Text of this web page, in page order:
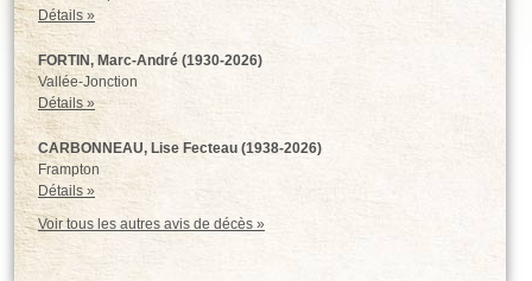
Détails »
FORTIN, Marc-André (1930-2026)
Vallée-Jonction
Détails »
CARBONNEAU, Lise Fecteau (1938-2026)
Frampton
Détails »
Voir tous les autres avis de décès »